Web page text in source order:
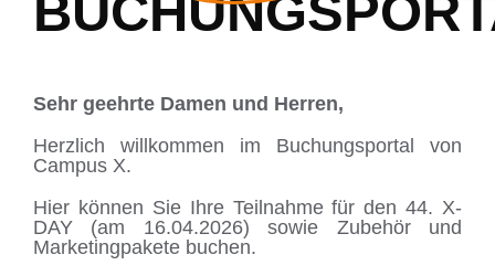
Sehr geehrte Damen und Herren,
Herzlich willkommen im Buchungsportal von
Campus X.
Hier können Sie Ihre Teilnahme für den 44. X-
DAY (am 16.04.2026) sowie Zubehör und
Marketingpakete buchen.